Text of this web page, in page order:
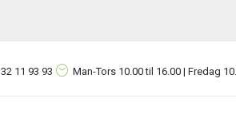
32 11 93 93 Man-Tors 10.00 til 16.00 | Fredag